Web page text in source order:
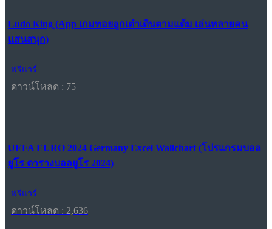
Ludo King (App เกมทอยลูกเต๋าเดินตามแต้ม เล่นหลายคน
แสนสนุก)
ฟรีแวร์
ดาวน์โหลด : 75
UEFA EURO 2024 Germany Excel Wallchart (โปรแกรมบอล
ยูโร ตารางบอลยูโร 2024)
ฟรีแวร์
ดาวน์โหลด : 2,636